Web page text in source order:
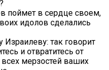
поймет в сердце своем,
идолов сделались
так говорит
и отвратитесь от
мерзостей ваших